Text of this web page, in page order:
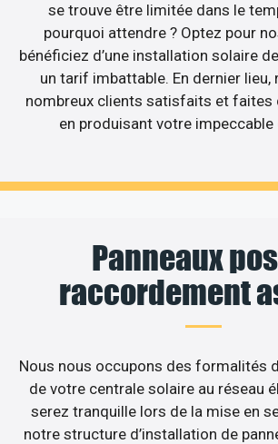
se trouve être limitée dans le
pourquoi attendre ? Optez pour
bénéficiez d’une installation solaire
un tarif imbattable. En dernier lieu,
nombreux clients satisfaits et faites
en produisant votre
Panneaux
raccordement
Nous nous occupons des formalités
de votre centrale solaire au réseau
serez tranquille lors de la mise en
notre structure d’installation de